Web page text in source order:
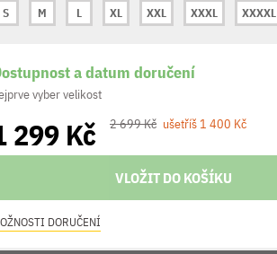
S
M L XL XXL XXXL XXXXL
a datum doručení
vyber velikost
299 Kč 2 699 Kč ušetříš 1 400 Kč
VLOŽIT DO KOŠÍKU
DORUČENÍ